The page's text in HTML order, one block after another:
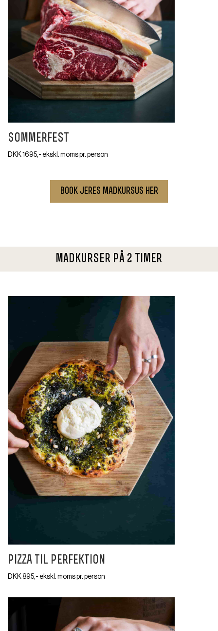
sommerfest
DKK 1695,- ekskl. moms pr. person
book jeres madkursus her
madkurser på 2 timer
pizza til perfektion
DKK 895,- ekskl. moms pr. person